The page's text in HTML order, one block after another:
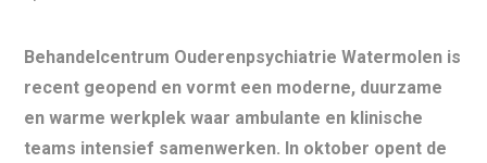
Behandelcentrum Ouderenpsychiatrie Watermolen is
recent geopend en vormt een moderne, duurzame
en warme werkplek waar ambulante en klinische
teams intensief samenwerken. In oktober opent de